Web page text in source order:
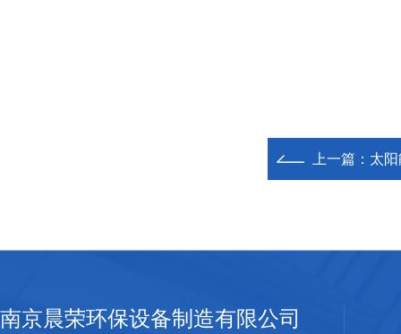
上一篇： 太
南京晨荣环保设备制造有限公司